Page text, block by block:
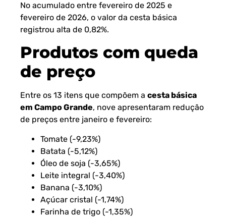
No acumulado entre fevereiro de 2025 e
fevereiro de 2026, o valor da cesta básica
registrou alta de 0,82%.
Produtos com queda
de preço
Entre os 13 itens que compõem a cesta básica
em Campo Grande, nove apresentaram redução
de preços entre janeiro e fevereiro:
Tomate (-9,23%)
Batata (-5,12%)
Óleo de soja (-3,65%)
Leite integral (-3,40%)
Banana (-3,10%)
Açúcar cristal (-1,74%)
Farinha de trigo (-1,35%)